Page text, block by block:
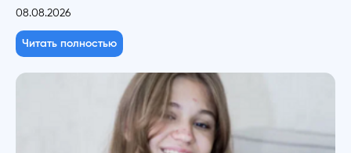
08.08.2026
Читать полностью